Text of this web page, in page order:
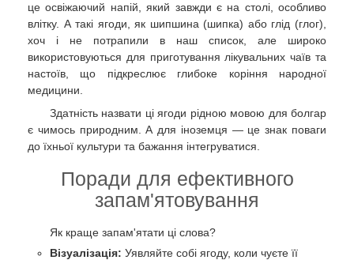
це освіжаючий напій, який завжди є на столі, особливо
влітку. А такі ягоди, як шипшина (шипка) або глід (глог),
хоч і не потрапили в наш список, але широко
використовуються для приготування лікувальних чаїв та
настоїв, що підкреслює глибоке коріння народної
медицини.
Здатність назвати ці ягоди рідною мовою для болгар
є чимось природним. А для іноземця — це знак поваги
до їхньої культури та бажання інтегруватися.
Поради для ефективного
запам'ятовування
Як краще запам'ятати ці слова?
Візуалізація: Уявляйте собі ягоду, коли чуєте її